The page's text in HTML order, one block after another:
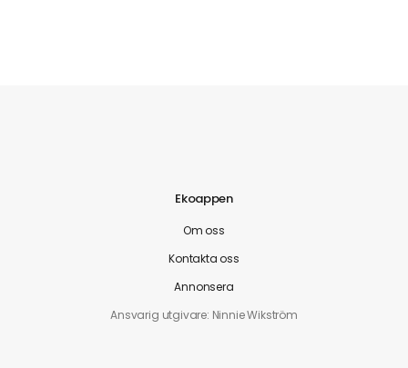
Ekoappen
Om oss
Kontakta oss
Annonsera
Ansvarig utgivare: Ninnie Wikström